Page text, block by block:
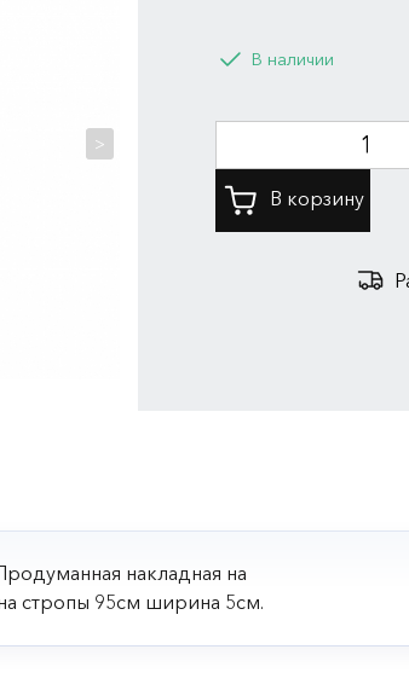
>
В наличии
накладная на
стропы 95см ширина 5см.